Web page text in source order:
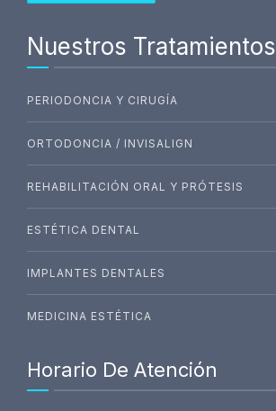
Nuestros Tratamientos
PERIODONCIA Y CIRUGÍA
ORTODONCIA / INVISALIGN
REHABILITACIÓN ORAL Y PRÓTESIS
ESTÉTICA DENTAL
IMPLANTES DENTALES
MEDICINA ESTÉTICA
Horario De Atención